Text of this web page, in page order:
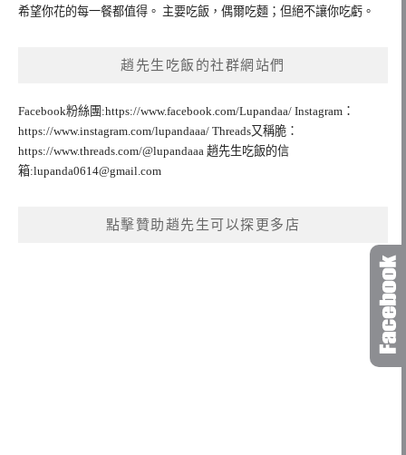
希望你花的每一餐都值得。 主要吃飯，偶爾吃麵；但絕不讓你吃虧。
趙先生吃飯的社群網站們
Facebook粉絲團:https://www.facebook.com/Lupandaa/ Instagram：
https://www.instagram.com/lupandaaa/ Threads又稱脆：
https://www.threads.com/@lupandaaa 趙先生吃飯的信
箱:lupanda0614@gmail.com
點擊贊助趙先生可以探更多店